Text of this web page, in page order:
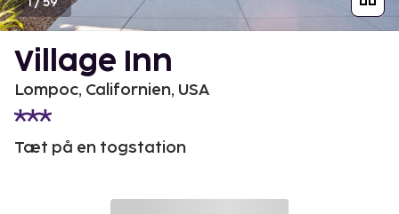
Village Inn
Lompoc, Californien, USA
Tæt på en togstation